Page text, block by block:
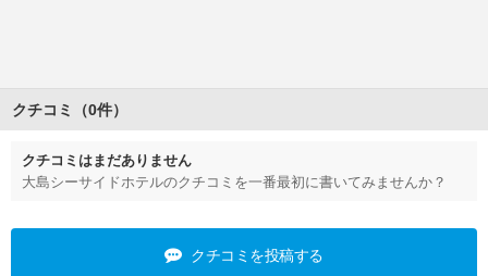
クチコミ（0件）
クチコミはまだありません
大島シーサイドホテルのクチコミを一番最初に書いてみませんか？
クチコミを投稿する